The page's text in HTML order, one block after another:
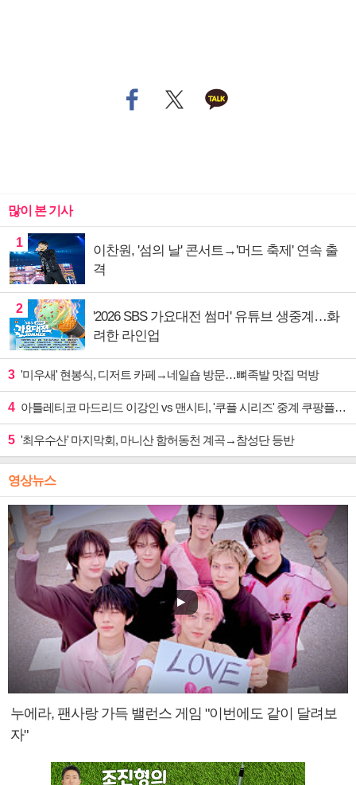
많이 본 기사
1
이찬원, '섬의 날' 콘서트→'머드 축제' 연속 출
격
2
'2026 SBS 가요대전 썸머' 유튜브 생중계…화
려한 라인업
3 '미우새' 현봉식, 디저트 카페→네일숍 방문…뼈족발 맛집 먹방
4 아틀레티코 마드리드 이강인 vs 맨시티, '쿠플 시리즈' 중계 쿠팡플레이
5 '최우수산' 마지막회, 마니산 함허동천 계곡→참성단 등반
영상뉴스
누에라, 팬사랑 가득 밸런스 게임 "이번에도 같이 달려보
자"